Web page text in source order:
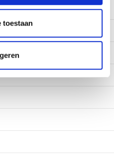
en analyse. Deze
combineren met andere
van hun services.
toestaan